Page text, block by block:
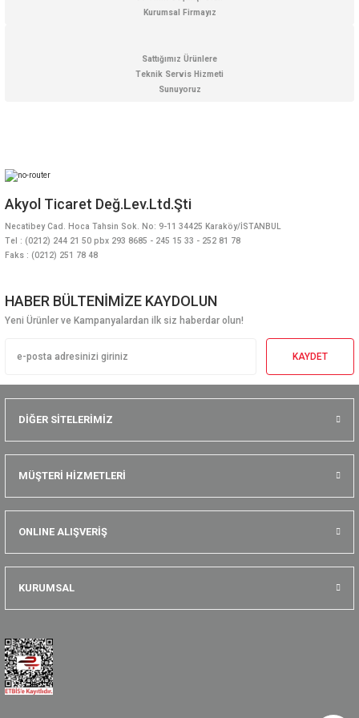
Kurumsal Firmayız
Sattığımız Ürünlere
Teknik Servis Hizmeti
Sunuyoruz
Akyol Ticaret Değ.Lev.Ltd.Şti
Necatibey Cad. Hoca Tahsin Sok. No: 9-11 34425 Karaköy/İSTANBUL
Tel : (0212) 244 21 50 pbx 293 8685 - 245 15 33 - 252 81 78
Faks : (0212) 251 78 48
HABER BÜLTENİMİZE KAYDOLUN
Yeni Ürünler ve Kampanyalardan ilk siz haberdar olun!
KAYDET
DİĞER SİTELERİMİZ
MÜŞTERİ HİZMETLERİ
ONLINE ALIŞVERİŞ
KURUMSAL